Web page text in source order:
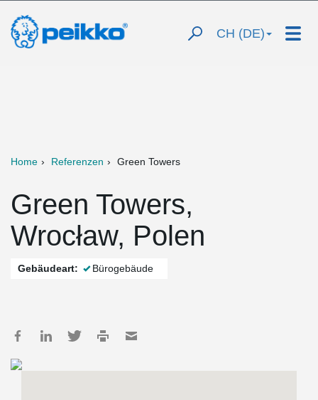
CH (DE)
Home Referenzen Green Towers
Green Towers,
Wrocław, Polen
Gebäudeart: Bürogebäude